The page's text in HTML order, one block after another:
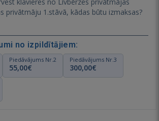
privātmāju 1.stāvā, kādas būtu izmaksas?
no izpildītājiem:
Piedāvājums Nr.2
55,00€
Piedāvājums Nr.3
300,00€